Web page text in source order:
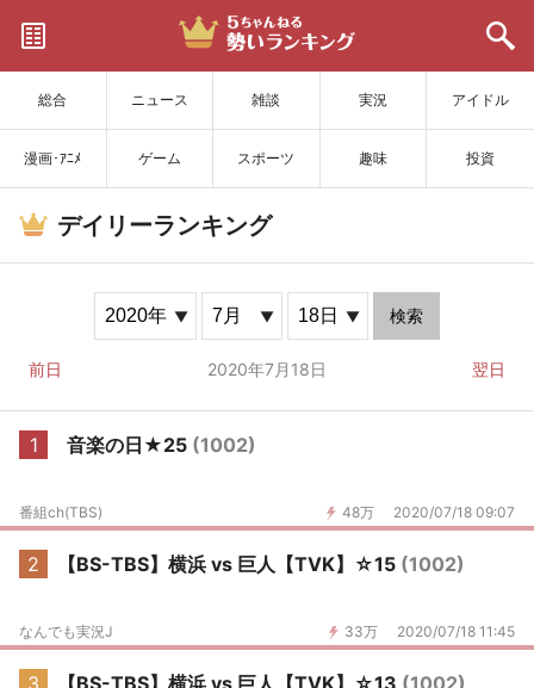
総合 ニュース 雑談 実況 アイドル
漫画･ｱﾆﾒ ゲーム スポーツ 趣味 投資
サイトを更新
デイリーランキング
検索
前日 2020年7月18日 翌日
1 音楽の日★25 (1002)
48万 2020/07/18 09:07
番組ch(TBS)
2 【BS-TBS】横浜 vs 巨人【TVK】☆15 (1002)
33万 2020/07/18 11:45
なんでも実況J